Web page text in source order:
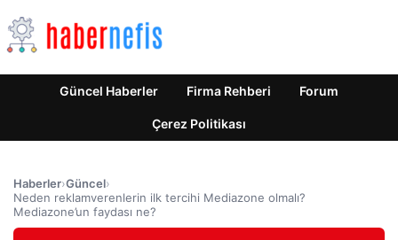
Güncel Haberler Firma Rehberi Forum
Çerez Politikası
Haberler›Güncel›
Neden reklamverenlerin ilk tercihi Mediazone olmalı?
Mediazone’un faydası ne?